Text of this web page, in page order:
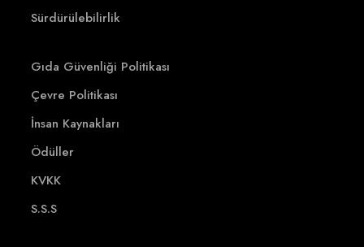
Sürdürülebilirlik
Gıda Güvenliği Politikası
Çevre Politikası
İnsan Kaynakları
Ödüller
KVKK
S.S.S